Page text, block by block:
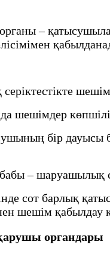
органы –
бір дауысы
– шаруашылық
сот барлық
шешім
органдары